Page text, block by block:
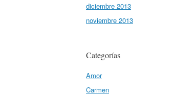
diciembre 2013
noviembre 2013
Categorías
Amor
Carmen